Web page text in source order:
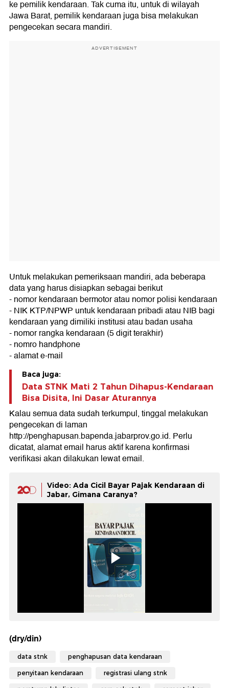
ke pemilik kendaraan. Tak cuma itu, untuk di wilayah
Jawa Barat, pemilik kendaraan juga bisa melakukan
pengecekan secara mandiri.
ADVERTISEMENT
Untuk melakukan pemeriksaan mandiri, ada beberapa
data yang harus disiapkan sebagai berikut
- nomor kendaraan bermotor atau nomor polisi kendaraan
- NIK KTP/NPWP untuk kendaraan pribadi atau NIB bagi
kendaraan yang dimiliki institusi atau badan usaha
- nomor rangka kendaraan (5 digit terakhir)
- nomro handphone
- alamat e-mail
Baca juga:
Data STNK Mati 2 Tahun Dihapus-Kendaraan
Bisa Disita, Ini Dasar Aturannya
Kalau semua data sudah terkumpul, tinggal melakukan
pengecekan di laman
http://penghapusan.bapenda.jabarprov.go.id. Perlu
dicatat, alamat email harus aktif karena konfirmasi
verifikasi akan dilakukan lewat email.
Video: Ada Cicil Bayar Pajak Kendaraan di
Jabar, Gimana Caranya?
(dry/din)
data stnk penghapusan data kendaraan
penyitaan kendaraan registrasi ulang stnk